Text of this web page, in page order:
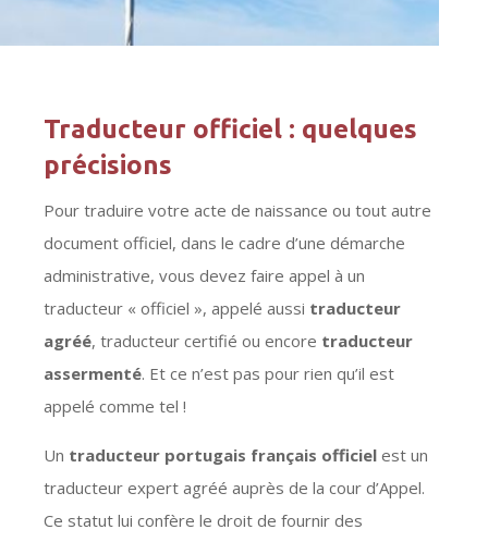
Traducteur officiel : quelques
précisions
Pour traduire votre acte de naissance ou tout autre
document officiel, dans le cadre d’une démarche
administrative, vous devez faire appel à un
traducteur « officiel », appelé aussi traducteur
agréé, traducteur certifié ou encore traducteur
assermenté. Et ce n’est pas pour rien qu’il est
appelé comme tel !
Un traducteur portugais français officiel est un
traducteur expert agréé auprès de la cour d’Appel.
Ce statut lui confère le droit de fournir des